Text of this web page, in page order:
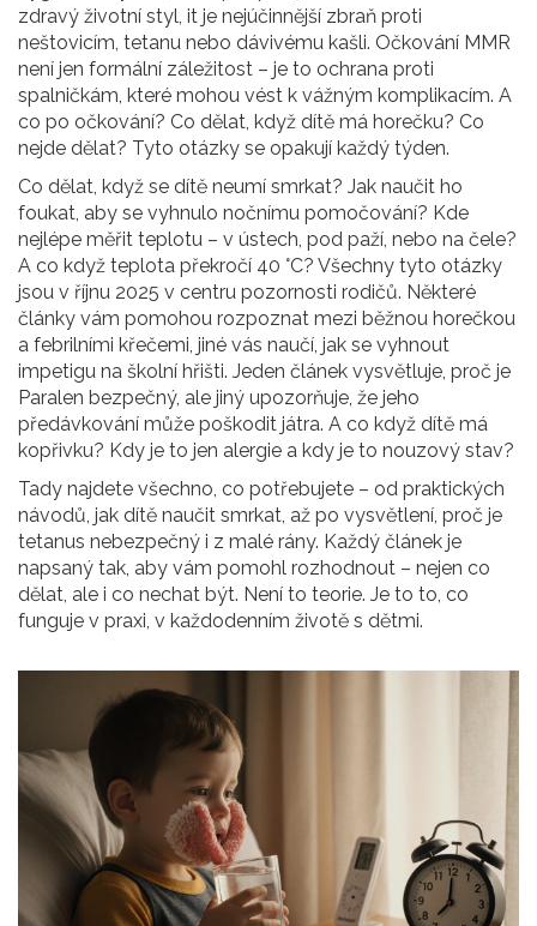
zdravý životní styl, it je nejúčinnější zbraň proti
neštovicím, tetanu nebo dávivému kašli. Očkování MMR
není jen formální záležitost – je to ochrana proti
spalničkám, které mohou vést k vážným komplikacím. A
co po očkování? Co dělat, když dítě má horečku? Co
nejde dělat? Tyto otázky se opakují každý týden.
Co dělat, když se dítě neumí smrkat? Jak naučit ho
foukat, aby se vyhnulo nočnímu pomočování? Kde
nejlépe měřit teplotu – v ústech, pod paží, nebo na čele?
A co když teplota překročí 40 °C? Všechny tyto otázky
jsou v říjnu 2025 v centru pozornosti rodičů. Některé
články vám pomohou rozpoznat mezi běžnou horečkou
a febrilními křečemi, jiné vás naučí, jak se vyhnout
impetigu na školní hřišti. Jeden článek vysvětluje, proč je
Paralen bezpečný, ale jiný upozorňuje, že jeho
předávkování může poškodit játra. A co když dítě má
kopřivku? Kdy je to jen alergie a kdy je to nouzový stav?
Tady najdete všechno, co potřebujete – od praktických
návodů, jak dítě naučit smrkat, až po vysvětlení, proč je
tetanus nebezpečný i z malé rány. Každý článek je
napsaný tak, aby vám pomohl rozhodnout – nejen co
dělat, ale i co nechat být. Není to teorie. Je to to, co
funguje v praxi, v každodenním životě s dětmi.